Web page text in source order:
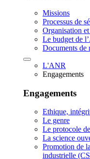
Missions
Processus de
Organisation
Le budget de
Documents de
L'ANR
Engagements
Engagements
Ethique,
Le genre
Le protocole
La science
Promotion de
industrielle